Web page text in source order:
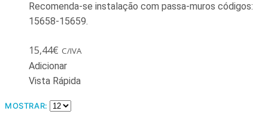
Recomenda-se instalação com passa-muros códigos:
15658-15659.
15,44€ C/IVA
Adicionar
Vista Rápida
MOSTRAR: